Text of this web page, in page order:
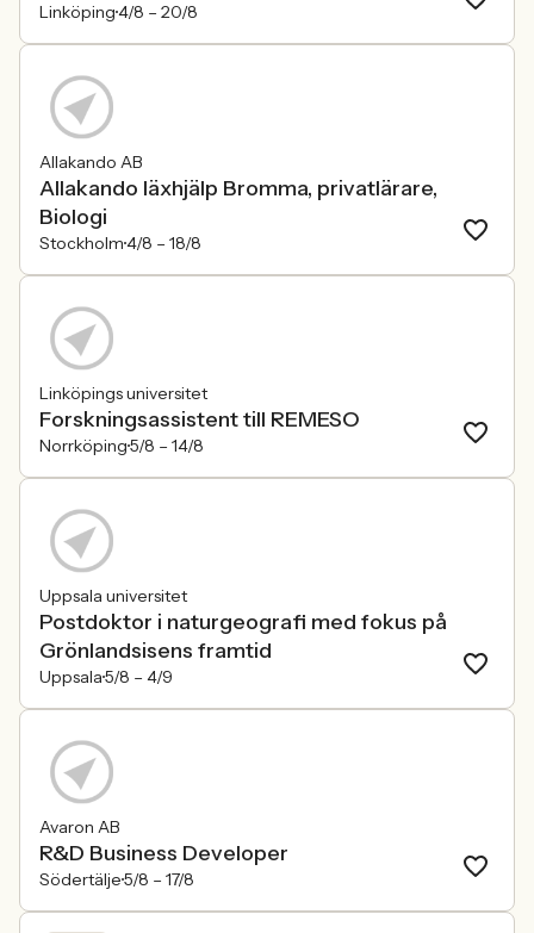
Linköping4/8 – 20/8
Allakando AB
Allakando läxhjälp Bromma, privatlärare,
Biologi
Stockholm4/8 – 18/8
Linköpings universitet
Forskningsassistent till REMESO
Norrköping5/8 – 14/8
Uppsala universitet
Postdoktor i naturgeografi med fokus på
Grönlandsisens framtid
Uppsala5/8 – 4/9
Avaron AB
R&D Business Developer
Södertälje5/8 – 17/8